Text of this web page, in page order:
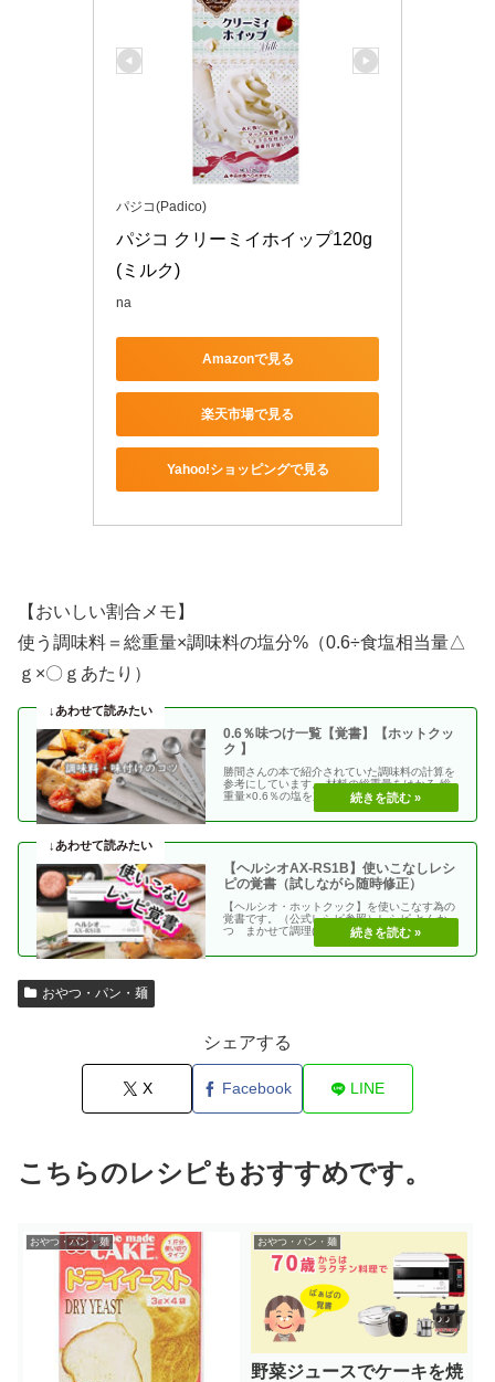
パジコ(Padico)
パジコ クリーミイホイップ120g
(ミルク)
na
Amazonで見る
楽天市場で見る
Yahoo!ショッピングで見る
【おいしい割合メモ】
使う調味料＝総重量×調味料の塩分%（0.6÷食塩相当量△
ｇ×〇ｇあたり）
0.6％味つけ一覧【覚書】【ホットクッ
ク 】
勝間さんの本で紹介されていた調味料の計算を
参考にしています。 材料の総重量をはかる 総
重量×0.6％の塩を加える 使う調味料＝（総重
【ヘルシオAX-RS1B】使いこなしレシ
ピの覚書（試しながら随時修正）
【ヘルシオ・ホットクック】を使いこなす為の
覚書です。（公式レシピ参照）レシピ とんか
つ まかせて調理(網焼き・揚げる) エビフラ
おやつ・パン・麺
シェアする
X Facebook LINE
こちらのレシピもおすすめです。
おやつ・パン・麺 おやつ・パン・麺
野菜ジュースでケーキを焼